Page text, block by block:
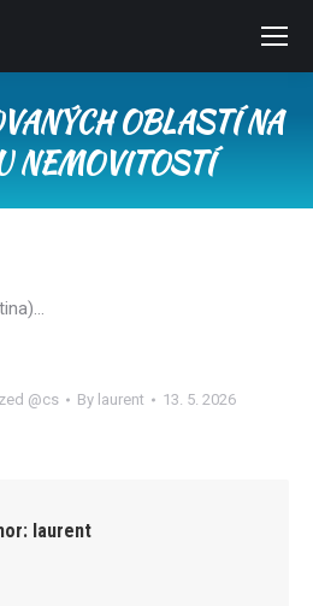
OBLASTÍ NA
NEMOVITOSTÍ
@cs By laurent 13. 5. 2026
laurent